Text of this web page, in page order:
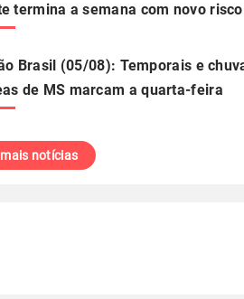
termina a semana com novo
Brasil (05/08): Temporais e
de MS marcam a quarta-feira
notícias